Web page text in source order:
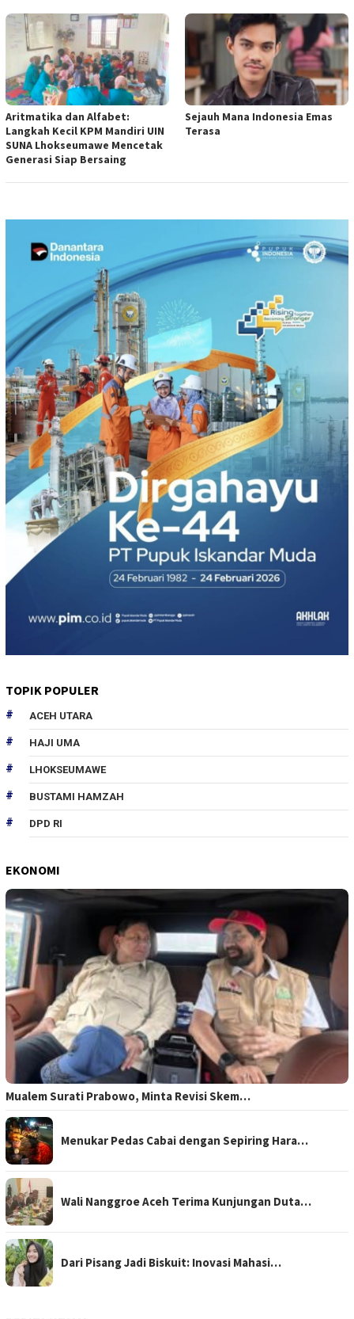
Aritmatika dan Alfabet:
Langkah Kecil KPM Mandiri UIN
SUNA Lhokseumawe Mencetak
Generasi Siap Bersaing
Sejauh Mana Indonesia Emas
Terasa
TOPIK POPULER
ACEH UTARA
HAJI UMA
LHOKSEUMAWE
BUSTAMI HAMZAH
DPD RI
EKONOMI
Mualem Surati Prabowo, Minta Revisi Skem…
Menukar Pedas Cabai dengan Sepiring Hara…
Wali Nanggroe Aceh Terima Kunjungan Duta…
Dari Pisang Jadi Biskuit: Inovasi Mahasi…